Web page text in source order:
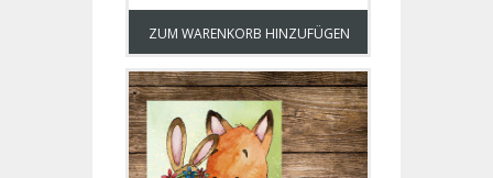
ZUM WARENKORB HINZUFÜGEN